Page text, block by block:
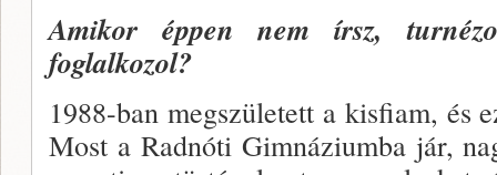
Amikor éppen nem írsz,
foglalkozol?
1988-ban megszületett a kisfiam, és
Most a Radnóti Gimnáziumba jár,